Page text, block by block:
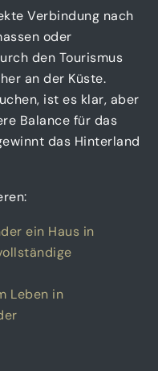
Verbindung nach
oder
den Tourismus
an der Küste.
ist es klar, aber
Balance für das
das Hinterland
ein Haus in
Leben in